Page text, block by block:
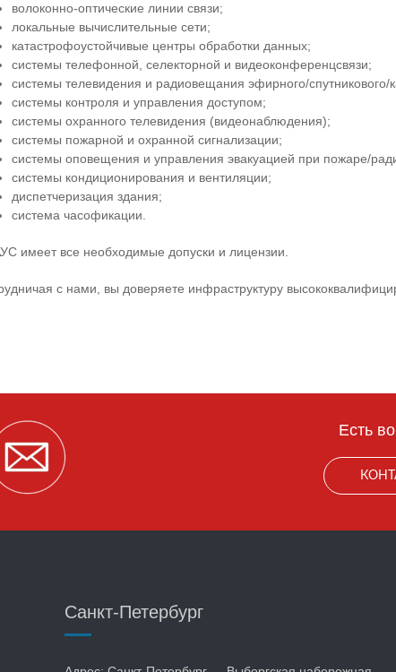
волоконно-оптические линии связи;
локальные вычислительные сети;
катастрофоустойчивые центры обработки данных;
системы телефонной, селекторной и видеоконференцсвязи;
системы телевидения и радиовещания эфирного/спутникового/
системы контроля и управления доступом;
системы охранного телевидения (видеонаблюдения);
системы пожарной и охранной сигнализации;
системы оповещения и управления эвакуацией при пожаре/
системы кондиционирования и вентиляции;
диспетчеризация здания;
система часофикации.
имеет все необходимые допуски и лицензии.
с нами, вы доверяете инфраструктуру
Есть
Санкт-Петербург